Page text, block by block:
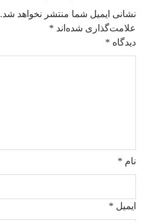
نشانی ایمیل شما منتشر نخواهد شد.
علامت‌گذاری شده‌اند *
دیدگاه *
نام *
ایمیل *